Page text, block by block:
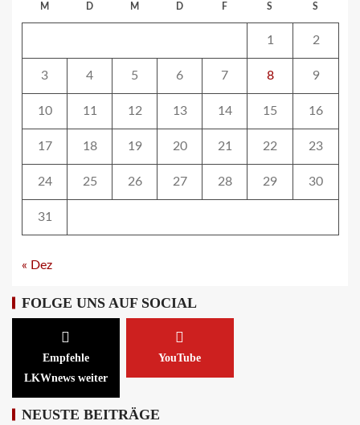
M D M D F S S
1 2
3 4 5 6 7 8 9
10 11 12 13 14 15 16
17 18 19 20 21 22 23
24 25 26 27 28 29 30
31
« Dez
FOLGE UNS AUF SOCIAL
Empfehle
LKWnews weiter
YouTube
NEUSTE BEITRÄGE
28
diversen Linien
29
STRASSEN-NEWS CH
A13 Landquart-Sarganserland:
Baustelle in Winterpause
30
1